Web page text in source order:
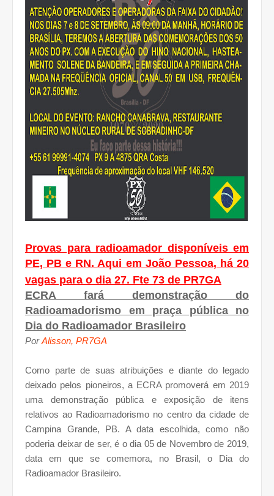
Provas para radioamador disponíveis em
PE, PB e RN. Aqui em João Pessoa, há 20
vagas para o dia 27. Fte 73 de PR7GA
ECRA fará demonstração do
Radioamadorismo em praça pública no
Dia do Radioamador Brasileiro
PorAlisson, PR7GA
Como parte de suas atribuições e diante do legado
deixado pelos pioneiros, a ECRA promoverá em 2019
uma demonstração pública e exposição de itens
relativos ao Radioamadorismo no centro da cidade de
Campina Grande, PB. A data escolhida, como não
poderia deixar de ser, é o dia 05 de Novembro de 2019,
data em que se comemora, no Brasil, o Dia do
Radioamador Brasileiro.